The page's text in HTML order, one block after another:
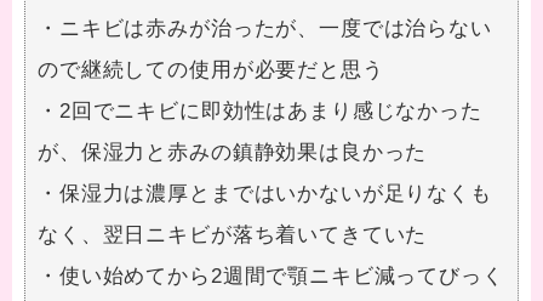
・ニキビは赤みが治ったが、一度では治らない
ので継続しての使用が必要だと思う
・2回でニキビに即効性はあまり感じなかった
が、保湿力と赤みの鎮静効果は良かった
・保湿力は濃厚とまではいかないが足りなくも
なく、翌日ニキビが落ち着いてきていた
・使い始めてから2週間で顎ニキビ減ってびっく